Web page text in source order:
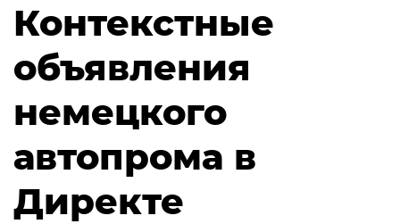
Контекстные
объявления
немецкого
автопрома в
Директе